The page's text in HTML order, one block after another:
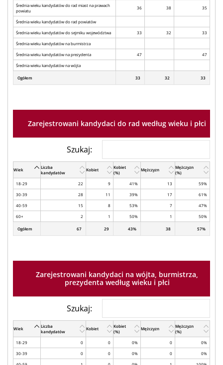
Średnia wieku kandydatów do rad miast na prawach
powiatu
36 38 35
Średnia wieku kandydatów do rad powiatów
Średnia wieku kandydatów do sejmiku województwa
33 32
33
Średnia wieku kandydatów na burmistrza
Średnia wieku kandydatów na prezydenta
47
47
Średnia wieku kandydatów na wójta
Ogółem 33 32 33
Zarejestrowani kandydaci do rad według wieku i płci
Szukaj:
Wiek
Liczba
kandydatów
Kobiet
Kobiet
(%)
Mężczyzn
Mężczyzn
(%)
18-29
22 9 41% 13
59%
30-39
28 11 39% 17
61%
40-59
15 8 53% 7
47%
60+
2 1 50% 1 50%
Ogółem 67 29 43% 38 57%
Zarejestrowani kandydaci na wójta, burmistrza,
prezydenta według wieku i płci
Szukaj:
Wiek
Liczba
kandydatów
Kobiet
Kobiet
(%)
Mężczyzn
Mężczyzn
(%)
18-29
0 0 0% 0
0%
30-39
0 0 0% 0
0%